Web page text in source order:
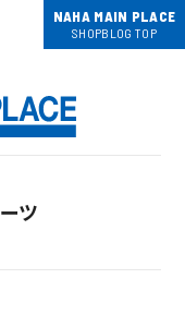
NAHA MAIN PLACE
SHOPBLOG TOP
ツ